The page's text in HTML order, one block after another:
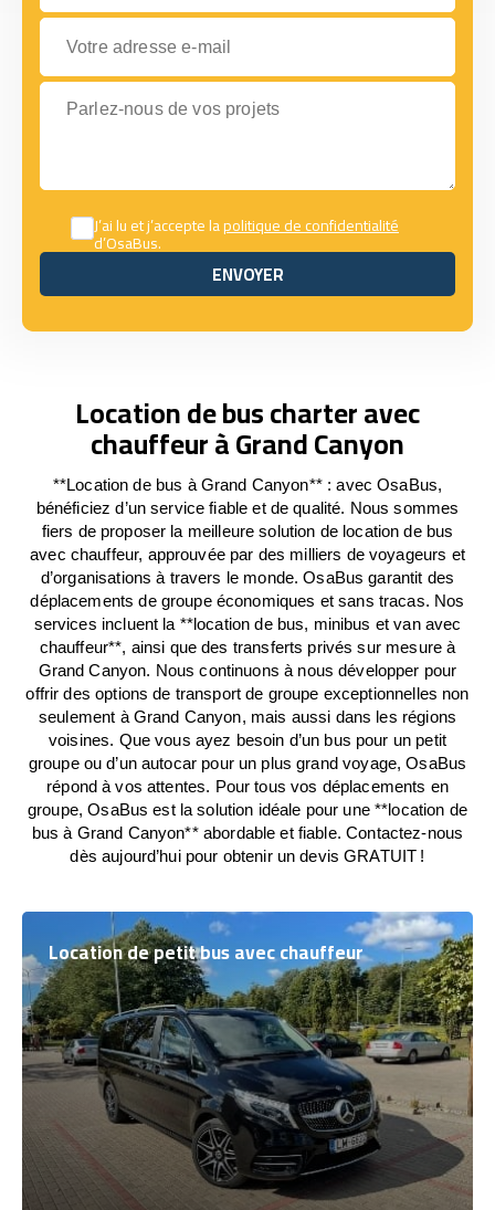
Votre adresse e-mail
Parlez-nous de vos projets
J’ai lu et j’accepte lapolitique de confidentialité
d’OsaBus.
ENVOYER
ENVOYER
Location de bus charter avec
chauffeur à Grand Canyon
**Location de bus à Grand Canyon** : avec OsaBus,
bénéficiez d’un service fiable et de qualité. Nous sommes
fiers de proposer la meilleure solution de location de bus
avec chauffeur, approuvée par des milliers de voyageurs et
d’organisations à travers le monde. OsaBus garantit des
déplacements de groupe économiques et sans tracas. Nos
services incluent la **location de bus, minibus et van avec
chauffeur**, ainsi que des transferts privés sur mesure à
Grand Canyon. Nous continuons à nous développer pour
offrir des options de transport de groupe exceptionnelles non
seulement à Grand Canyon, mais aussi dans les régions
voisines. Que vous ayez besoin d’un bus pour un petit
groupe ou d’un autocar pour un plus grand voyage, OsaBus
répond à vos attentes. Pour tous vos déplacements en
groupe, OsaBus est la solution idéale pour une **location de
bus à Grand Canyon** abordable et fiable. Contactez-nous
dès aujourd’hui pour obtenir un devis GRATUIT !
Location de petit bus avec chauffeur